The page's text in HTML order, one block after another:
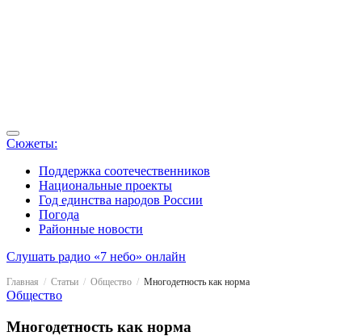
Сюжеты:
Поддержка соотечественников
Национальные проекты
Год единства народов России
Погода
Районные новости
Слушать радио «7 небо» онлайн
Главная Статьи Общество Многодетность как норма
Общество
Многодетность как норма